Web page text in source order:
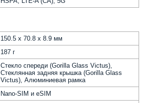
150.5 x 70.8 x 8.9 мм
187 г
Стекло спереди (Gorilla Glass Victus),
Стеклянная задняя крышка (Gorilla Glass
Victus), Алюминиевая рамка
Nano-SIM и eSIM